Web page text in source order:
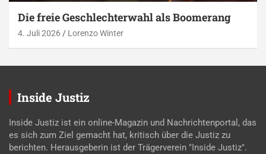
Die freie Geschlechterwahl als Boomerang
4. Juli 2026 Lorenzo Winter
Inside Justiz
Inside Justiz ist ein online-Magazin und Nachrichtenportal, das
es sich zum Ziel gemacht hat, kritisch über die Justiz zu
berichten. Herausgeberin ist der Trägerverein "Inside Justiz".